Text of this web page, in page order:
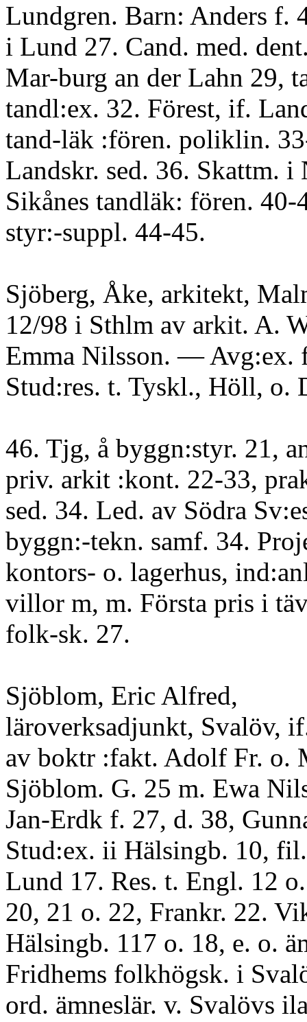
Lundgren. Barn: Anders f.
i Lund 27. Cand. med.
Mar-burg an der Lahn 29,
tandl:ex. 32. Förest, if.
tand-läk :fören. poliklin.
Landskr. sed. 36. Skattm. i
Sikånes tandläk: fören. 40-
styr:-suppl. 44-45.
Sjöberg, Åke, arkitekt,
12/98 i Sthlm av arkit. A.
Emma Nilsson. — Avg:ex.
Stud:res. t. Tyskl., Höll, o.
46. Tjg, å byggn:styr. 21,
priv. arkit :kont. 22-33,
sed. 34. Led. av Södra
byggn:-tekn. samf. 34.
kontors- o. lagerhus,
villor m, m. Första pris i
folk-sk. 27.
Sjöblom, Eric Alfred,
läroverksadjunkt, Svalöv,
av boktr :fakt. Adolf Fr. o.
Sjöblom. G. 25 m. Ewa
Jan-Erdk f. 27, d. 38,
Stud:ex. ii Hälsingb. 10,
Lund 17. Res. t. Engl. 12
20, 21 o. 22, Frankr. 22.
Hälsingb. 117 o. 18, e. o.
Fridhems folkhögsk. i
ord. ämneslär. v. Svalövs